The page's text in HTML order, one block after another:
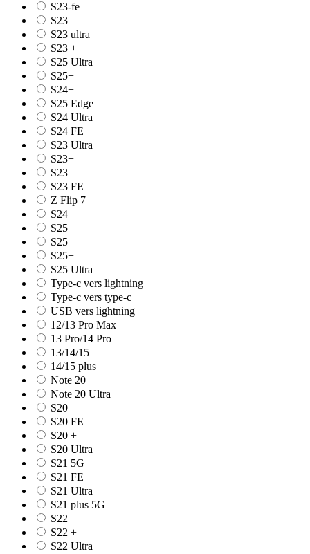
S23-fe
S23
S23 ultra
S23 +
S25 Ultra
S25+
S24+
S25 Edge
S24 Ultra
S24 FE
S23 Ultra
S23+
S23
S23 FE
Z Flip 7
S24+
S25
S25
S25+
S25 Ultra
Type-c vers lightning
Type-c vers type-c
USB vers lightning
12/13 Pro Max
13 Pro/14 Pro
13/14/15
14/15 plus
Note 20
Note 20 Ultra
S20
S20 FE
S20 +
S20 Ultra
S21 5G
S21 FE
S21 Ultra
S21 plus 5G
S22
S22 +
S22 Ultra